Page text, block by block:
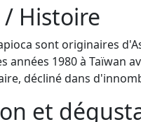
Histoire
sont originaires
années 1980 à Taïwan
décliné dans
et